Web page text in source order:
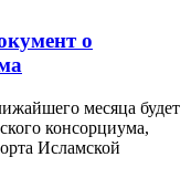
о
месяца будет
консорциума,
Исламской